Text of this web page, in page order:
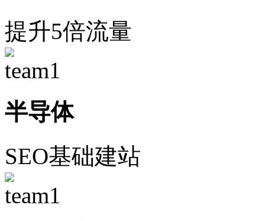
提升5倍流量
半导体
SEO基础建站